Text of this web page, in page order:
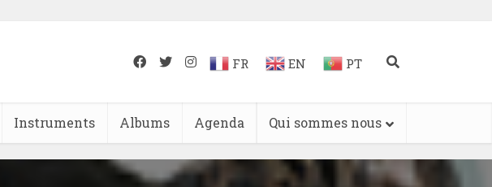
FR EN PT
Instruments Albums Agenda Qui sommes nous